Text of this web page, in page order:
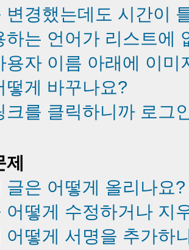
변경했는데도 시간이
하는 언어가 리스트에
용자 이름 아래에 이미
떻게 바꾸나요?
크를 클릭하니까 로그
글은 어떻게 올리나요?
어떻게 수정하거나 지
어떻게 서명을 추가하